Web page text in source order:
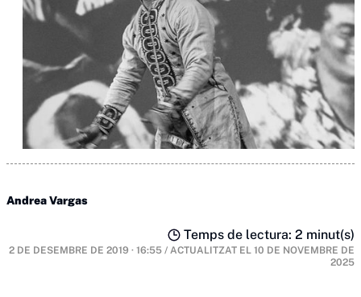
Andrea Vargas
Temps de lectura: 2 minut(s)
2 DE DESEMBRE DE 2019 · 16:55 / ACTUALITZAT EL 10 DE NOVEMBRE DE
2025